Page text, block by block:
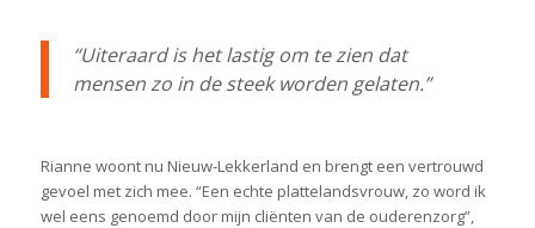
“Uiteraard is het lastig om te zien dat
mensen zo in de steek worden gelaten.”
Rianne woont nu Nieuw-Lekkerland en brengt een vertrouwd
gevoel met zich mee. “Een echte plattelandsvrouw, zo word ik
wel eens genoemd door mijn cliënten van de ouderenzorg”,